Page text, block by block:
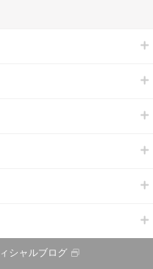
シャルブログ